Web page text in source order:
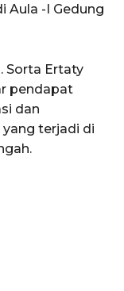
Aula -I Gedung
Sorta Ertaty
pendapat
dan
terjadi di